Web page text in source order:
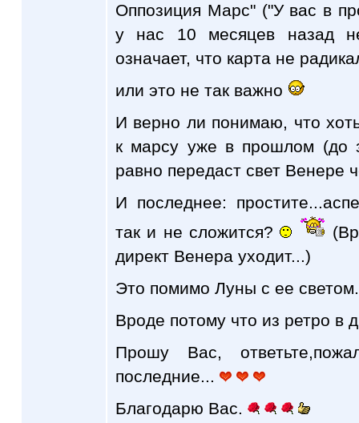
Оппозиция Марс" ("У вас в
у нас 10 месяцев назад
означает, что карта не
или это не так важно
И верно ли понимаю, что
к марсу уже в прошлом (до
равно передаст свет Венере
И последнее:
так и не сложится?
директ Венера уходит...)
Это помимо Луны с ее светом.
Вроде потому что из ретро в
Прошу Вас,
последние...
Благодарю Вас.